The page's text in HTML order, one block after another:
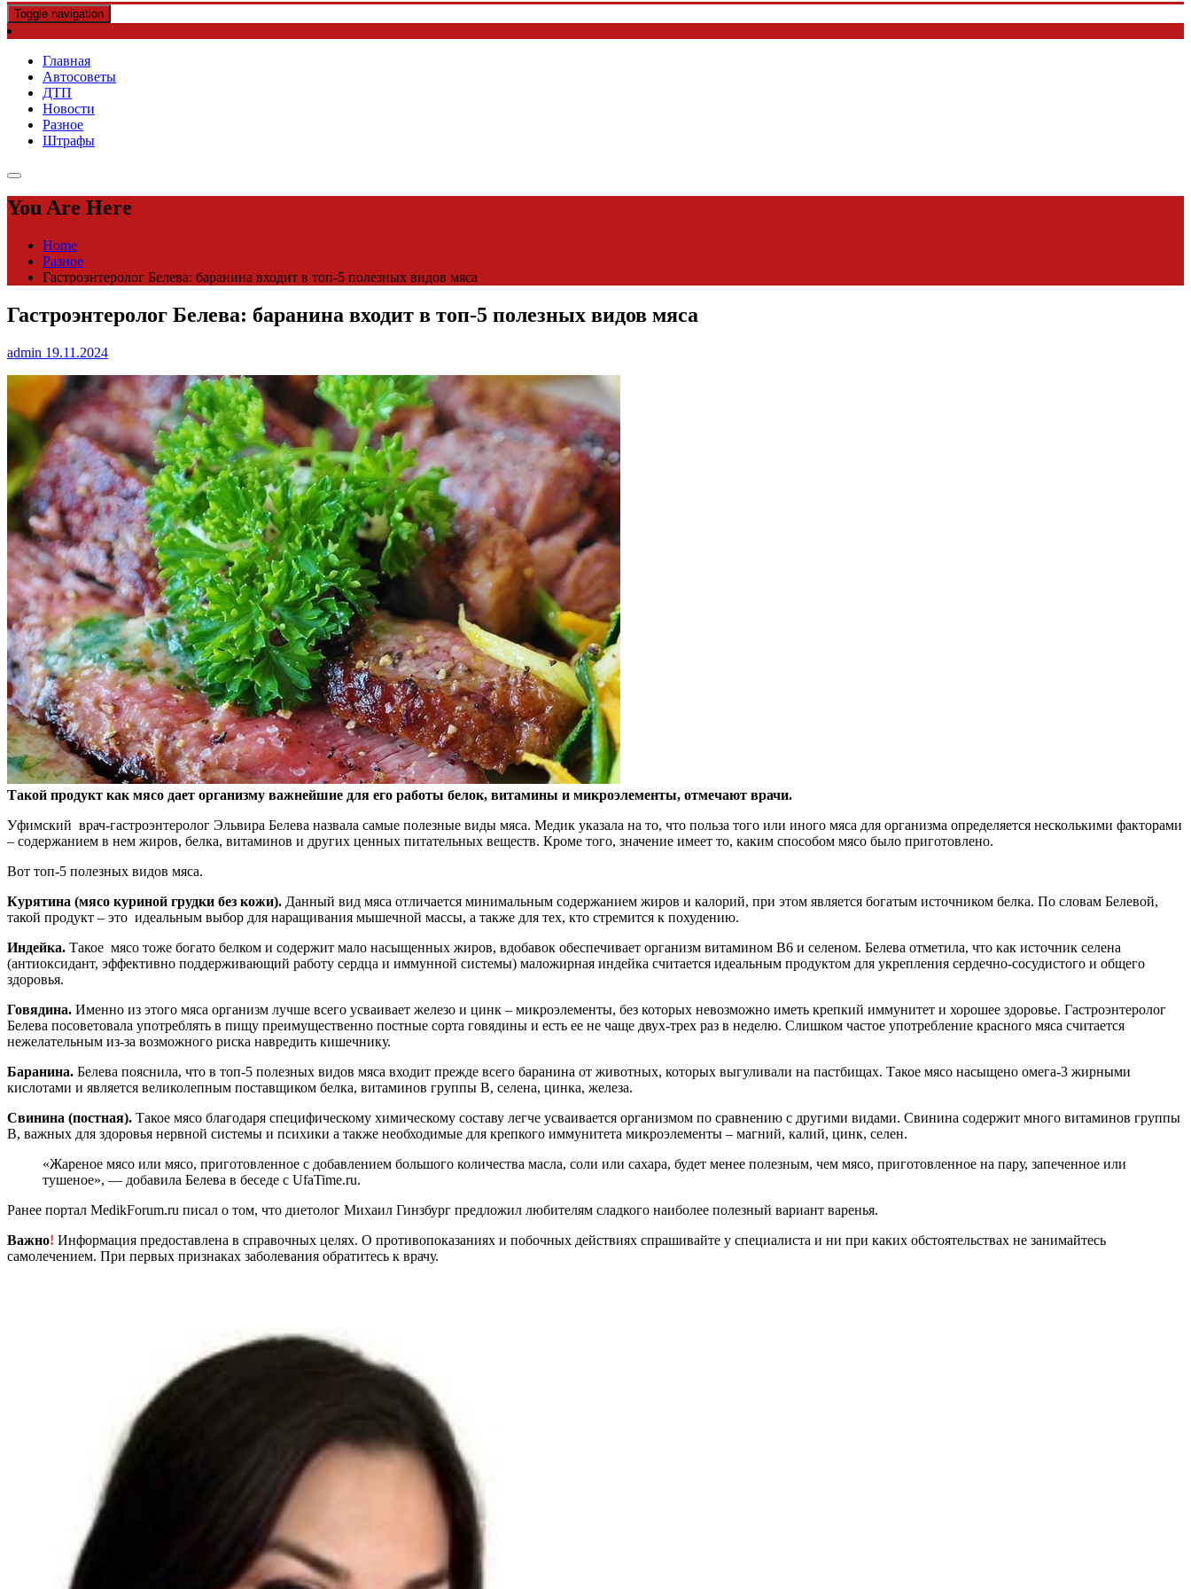
Toggle navigation
Главная
Автосоветы
ДТП
Новости
Разное
Штрафы
You Are Here
Home
Разное
Гастроэнтеролог Белева: баранина входит в топ-5 полезных видов мяса
Гастроэнтеролог Белева: баранина входит в топ-5 полезных видов мяса
admin 19.11.2024
Такой продукт как мясо дает организму важнейшие для его работы белок, витамины и микроэлементы, отмечают врачи.
Уфимский врач-гастроэнтеролог Эльвира Белева назвала самые полезные виды мяса. Медик указала на то, что польза того или иного мяса для организма определяется несколькими факторами
– содержанием в нем жиров, белка, витаминов и других ценных питательных веществ. Кроме того, значение имеет то, каким способом мясо было приготовлено.
Вот топ-5 полезных видов мяса.
Курятина (мясо куриной грудки без кожи). Данный вид мяса отличается минимальным содержанием жиров и калорий, при этом является богатым источником белка. По словам Белевой,
такой продукт – это идеальным выбор для наращивания мышечной массы, а также для тех, кто стремится к похудению.
Индейка. Такое мясо тоже богато белком и содержит мало насыщенных жиров, вдобавок обеспечивает организм витамином B6 и селеном. Белева отметила, что как источник селена
(антиоксидант, эффективно поддерживающий работу сердца и иммунной системы) маложирная индейка считается идеальным продуктом для укрепления сердечно-сосудистого и общего
здоровья.
Говядина. Именно из этого мяса организм лучше всего усваивает железо и цинк – микроэлементы, без которых невозможно иметь крепкий иммунитет и хорошее здоровье. Гастроэнтеролог
Белева посоветовала употреблять в пищу преимущественно постные сорта говядины и есть ее не чаще двух-трех раз в неделю. Слишком частое употребление красного мяса считается
нежелательным из-за возможного риска навредить кишечнику.
Баранина. Белева пояснила, что в топ-5 полезных видов мяса входит прежде всего баранина от животных, которых выгуливали на пастбищах. Такое мясо насыщено омега-3 жирными
кислотами и является великолепным поставщиком белка, витаминов группы B, селена, цинка, железа.
Свинина (постная). Такое мясо благодаря специфическому химическому составу легче усваивается организмом по сравнению с другими видами. Свинина содержит много витаминов группы
В, важных для здоровья нервной системы и психики а также необходимые для крепкого иммунитета микроэлементы – магний, калий, цинк, селен.
«Жареное мясо или мясо, приготовленное с добавлением большого количества масла, соли или сахара, будет менее полезным, чем мясо, приготовленное на пару, запеченное или
тушеное», — добавила Белева в беседе с UfaTime.ru.
Ранее портал MedikForum.ru писал о том, что диетолог Михаил Гинзбург предложил любителям сладкого наиболее полезный вариант варенья.
Важно! Информация предоставлена в справочных целях. О противопоказаниях и побочных действиях спрашивайте у специалиста и ни при каких обстоятельствах не занимайтесь
самолечением. При первых признаках заболевания обратитесь к врачу.